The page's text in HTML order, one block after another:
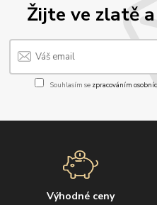
Žijte ve zlatě
Souhlasím se zpracováním
Výhodné ceny